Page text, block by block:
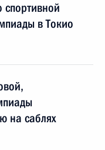
спортивной
в Токио
на саблях